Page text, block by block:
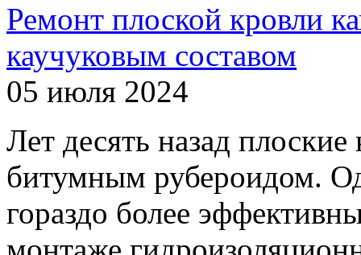
Ремонт плоской кровли
каучуковым составом
05 июля 2024
Лет десять назад
битумным рубероидом.
гораздо более